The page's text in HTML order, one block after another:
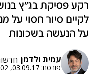
רקע פסיקת בג"ץ
לקיים סיור חסוי
על הנעשה בשכונות
עמית ולדמן
פורסם: 03.09.17, 19:02